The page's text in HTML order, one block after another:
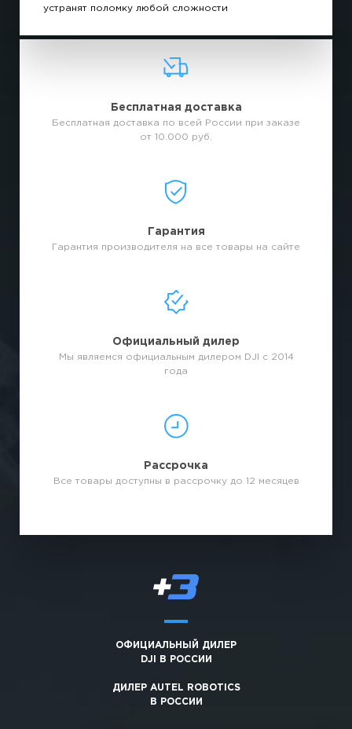
устранят поломку любой сложности
Бесплатная доставка
Бесплатная доставка по всей России при заказе
от 10.000 руб.
Гарантия
Гарантия производителя на все товары на сайте
Официальный дилер
Мы являемся официальным дилером DJI с 2014
года
Рассрочка
Все товары доступны в рассрочку до 12 месяцев
ОФИЦИАЛЬНЫЙ ДИЛЕР
DJI В РОССИИ
ДИЛЕР AUTEL ROBOTICS
В РОССИИ